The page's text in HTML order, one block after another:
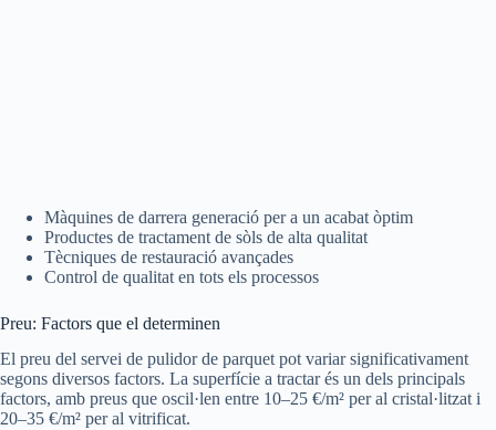
Màquines de darrera generació per a un acabat òptim
Productes de tractament de sòls de alta qualitat
Tècniques de restauració avançades
Control de qualitat en tots els processos
Preu: Factors que el determinen
El preu del servei de pulidor de parquet pot variar significativament
segons diversos factors. La superfície a tractar és un dels principals
factors, amb preus que oscil·len entre 10–25 €/m² per al cristal·litzat i
20–35 €/m² per al vitrificat.